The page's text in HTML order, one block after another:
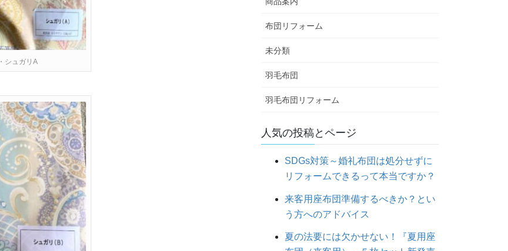
シュガリA
布団リフォーム
未分類
羽毛布団
羽毛布団リフォーム
人気の投稿とページ
SDGs対策～婚礼布団は処分せずに
リフォームできるって本当ですか？
来客用座布団準備するべきか？とい
う方へのアドバイス
夏の法要には欠かせない！『夏用座